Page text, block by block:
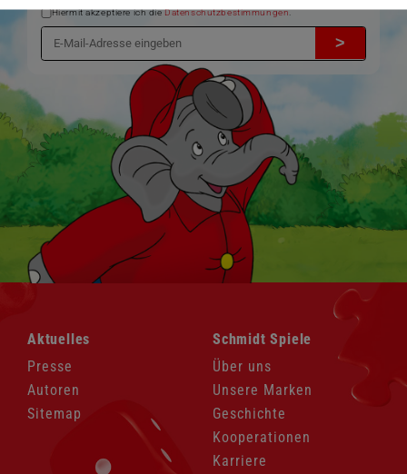
Hiermit akzeptiere ich dieDatenschutzbestimmungen.
>
überspringen
Aktuelles
Presse
Autoren
Sitemap
Navigation
überspringen
Schmidt Spiele
Über uns
Unsere Marken
Geschichte
Kooperationen
Karriere